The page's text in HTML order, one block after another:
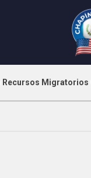
Recursos Migratorios